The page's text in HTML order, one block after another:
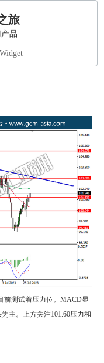
旅
品
前测试着压力位。MACD显
主。上方关注101.60压力和